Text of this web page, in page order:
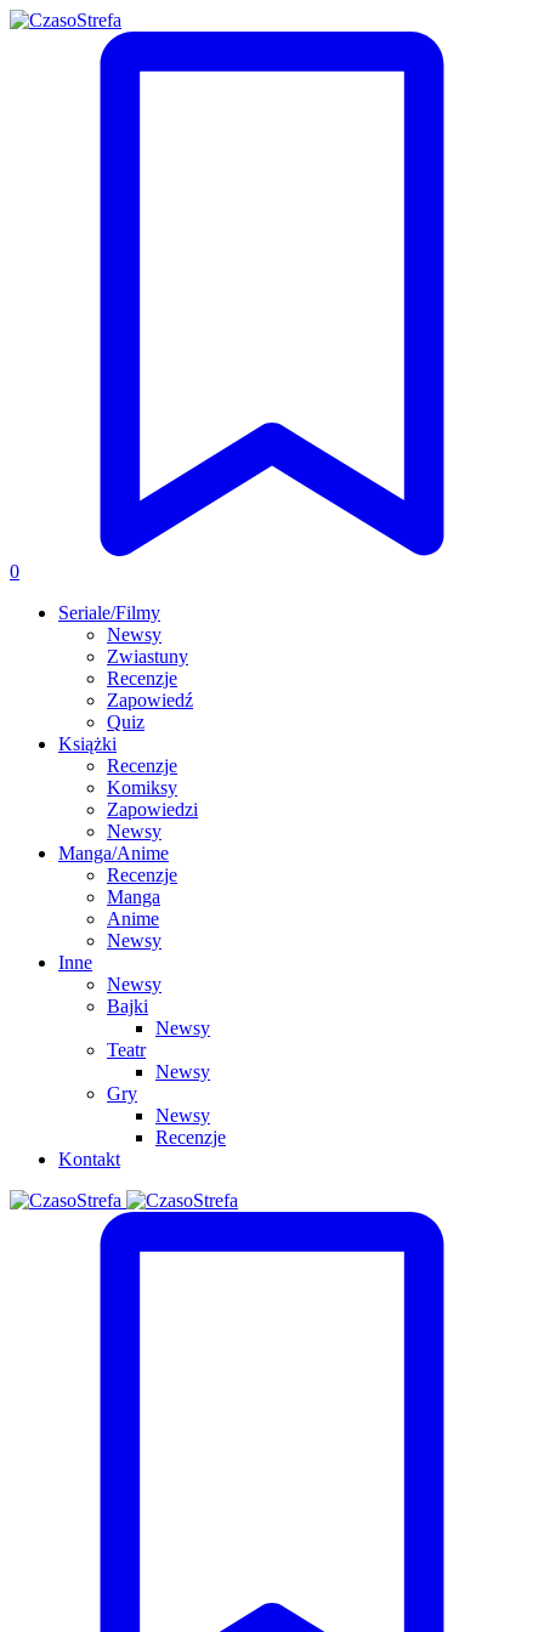
0
Seriale/Filmy
Newsy
Zwiastuny
Recenzje
Zapowiedź
Quiz
Książki
Recenzje
Komiksy
Zapowiedzi
Newsy
Manga/Anime
Recenzje
Manga
Anime
Newsy
Inne
Newsy
Bajki
Newsy
Teatr
Newsy
Gry
Newsy
Recenzje
Kontakt